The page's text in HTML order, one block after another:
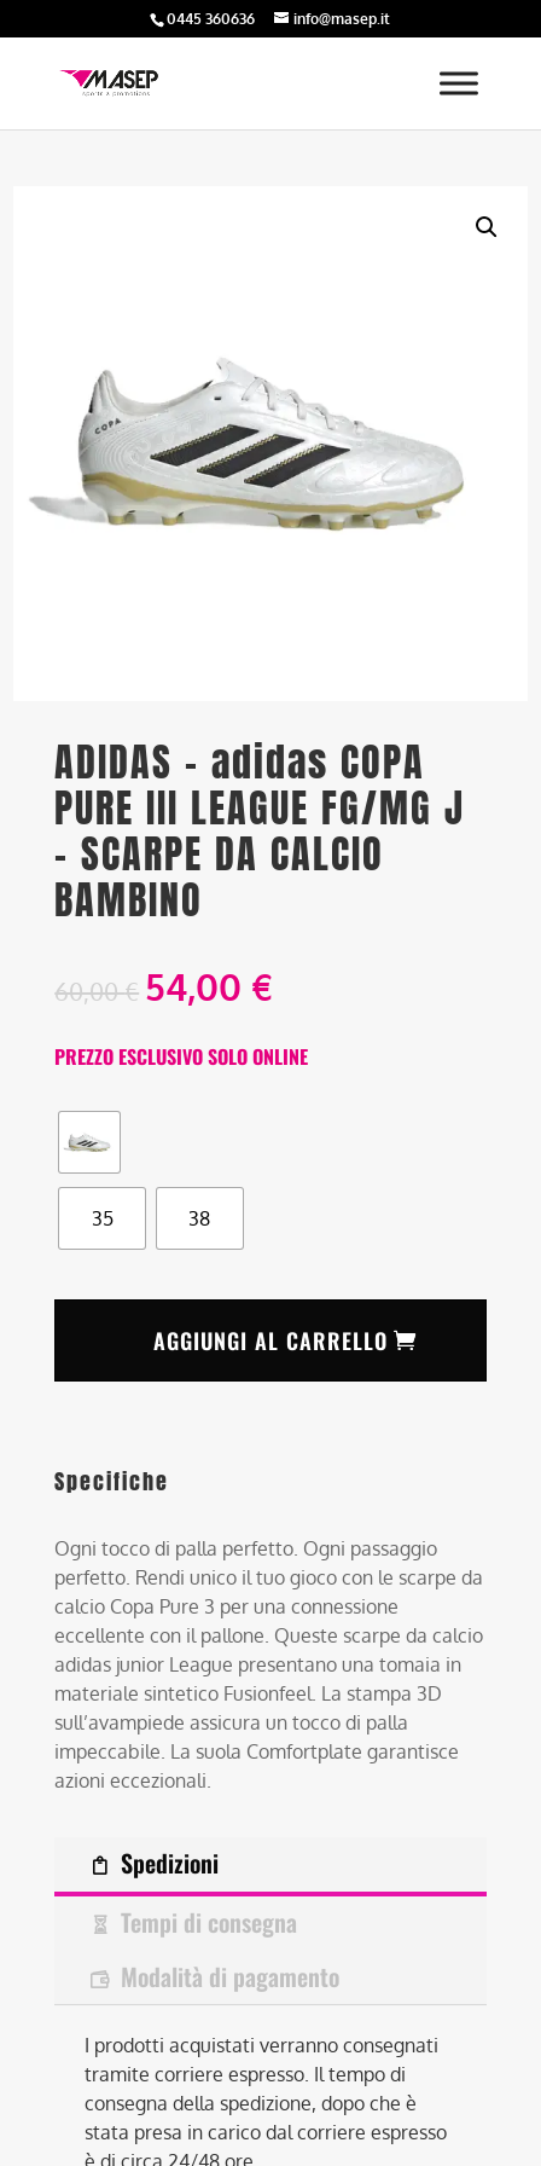
0445 360636 info@masep.it
ADIDAS – adidas COPA
PURE III LEAGUE FG/MG J
– SCARPE DA CALCIO
BAMBINO
60,00€ 54,00 €
PREZZO ESCLUSIVO SOLO ONLINE
35 38
AGGIUNGI AL CARRELLO
Specifiche
Ogni tocco di palla perfetto. Ogni passaggio
perfetto. Rendi unico il tuo gioco con le scarpe da
calcio Copa Pure 3 per una connessione
eccellente con il pallone. Queste scarpe da calcio
adidas junior League presentano una tomaia in
materiale sintetico Fusionfeel. La stampa 3D
sull’avampiede assicura un tocco di palla
impeccabile. La suola Comfortplate garantisce
azioni eccezionali.
Spedizioni
Tempi di consegna
Modalità di pagamento
I prodotti acquistati verranno consegnati
tramite corriere espresso. Il tempo di
consegna della spedizione, dopo che è
stata presa in carico dal corriere espresso